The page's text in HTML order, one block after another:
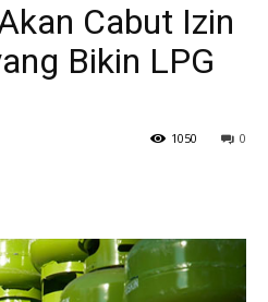
Cabut Izin
Bikin LPG
0
1050